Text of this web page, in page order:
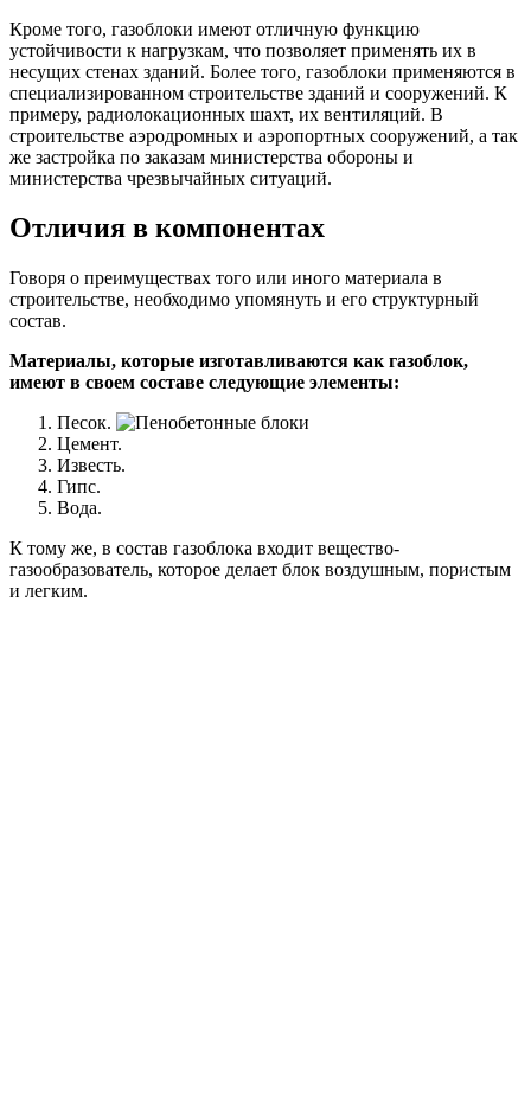
Кроме того, газоблоки имеют отличную функцию
устойчивости к нагрузкам, что позволяет применять их в
несущих стенах зданий. Более того, газоблоки применяются в
специализированном строительстве зданий и сооружений. К
примеру, радиолокационных шахт, их вентиляций. В
строительстве аэродромных и аэропортных сооружений, а так
же застройка по заказам министерства обороны и
министерства чрезвычайных ситуаций.
Отличия в компонентах
Говоря о преимуществах того или иного материала в
строительстве, необходимо упомянуть и его структурный
состав.
Материалы, которые изготавливаются как газоблок,
имеют в своем составе следующие элементы:
Песок.
Цемент.
Известь.
Гипс.
Вода.
К тому же, в состав газоблока входит вещество-
газообразователь, которое делает блок воздушным, пористым
и легким.